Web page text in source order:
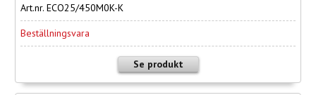
Art.nr. ECO25/450M0K-K
Beställningsvara
Se produkt